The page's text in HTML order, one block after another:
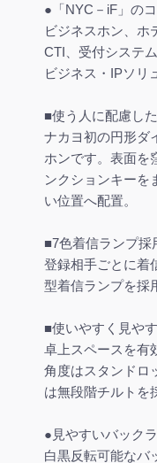
●「NYC－iF」のコ
ビジネスホン、ホ
CTI、受付システ
ビジネス・IPソリ
■使う人に配慮し
ナカヨ初の円形ダ
ホンです。表面を
ンクションキーを
い位置へ配置。
■7色着信ランプ採
登録相手ごとに着
型着信ランプを採
■使いやすく見や
卓上スペースを有
角度はスタンドロ
は無段階チルトを
●見やすいバック
白黒反転可能なバ